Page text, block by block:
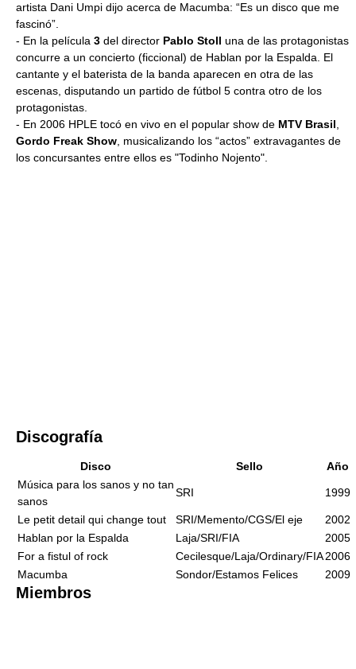
artista Dani Umpi dijo acerca de Macumba: “Es un disco que me
fascinó”.
- En la película 3 del director Pablo Stoll una de las protagonistas
concurre a un concierto (ficcional) de Hablan por la Espalda. El
cantante y el baterista de la banda aparecen en otra de las
escenas, disputando un partido de fútbol 5 contra otro de los
protagonistas.
- En 2006 HPLE tocó en vivo en el popular show de MTV Brasil
Gordo Freak Show , musicalizando los “actos” extravagantes de
los concursantes entre ellos es "Todinho Nojento".
Discografía
Disco Sello
Año
Música para los sanos y no tan
sanos
SRI 1999
Le petit detail qui change tout SRI/Memento/CGS/El eje
2002
Hablan por la Espalda
Laja/SRI/FIA
2005
For a fistul of rock
Cecilesque/Laja/Ordinary/FIA2006
Macumba
Sondor/Estamos Felices 2009
Miembros